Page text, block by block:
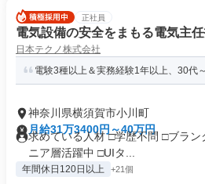
正社員
電気設備の安全をまもる電気主
日本テクノ株式会社
電験3種以上＆実務経験1年以上、30代
神奈川県横須賀市小川町
月給31万3400円～40万円
求めている人材 □学歴不問 □ブラ
ニア層活躍中 □UIタ...
年間休日120日以上 +21個